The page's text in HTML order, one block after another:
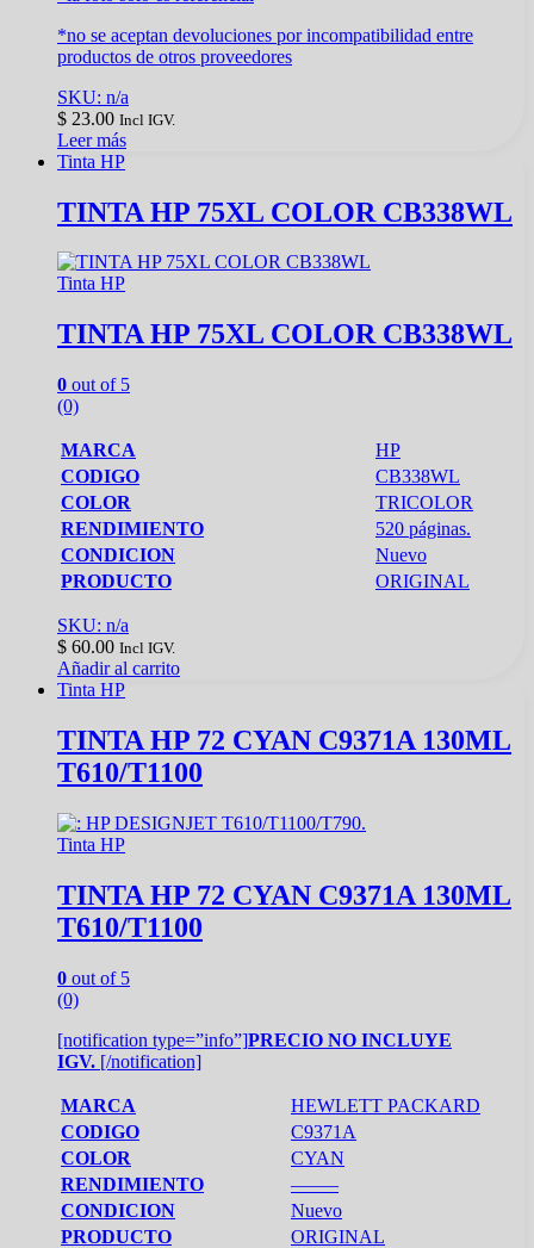
*no se aceptan devoluciones por incompatibilidad entre
productos de otros proveedores
SKU: n/a
$ 23.00 Incl IGV.
Leer más
Tinta HP
TINTA HP 75XL COLOR CB338WL
Tinta HP
TINTA HP 75XL COLOR CB338WL
0 out of 5
(0)
MARCA
HP
CODIGO
CB338WL
COLOR
TRICOLOR
RENDIMIENTO
520 páginas.
CONDICION
Nuevo
PRODUCTO
ORIGINAL
SKU: n/a
$ 60.00 Incl IGV.
Añadir al carrito
Tinta HP
TINTA HP 72 CYAN C9371A 130ML
T610/T1100
Tinta HP
TINTA HP 72 CYAN C9371A 130ML
T610/T1100
0 out of 5
(0)
[notification type=”info”]PRECIO NO INCLUYE
IGV. [/notification]
MARCA
HEWLETT PACKARD
CODIGO
C9371A
COLOR
CYAN
RENDIMIENTO
——–
CONDICION
Nuevo
PRODUCTO
ORIGINAL